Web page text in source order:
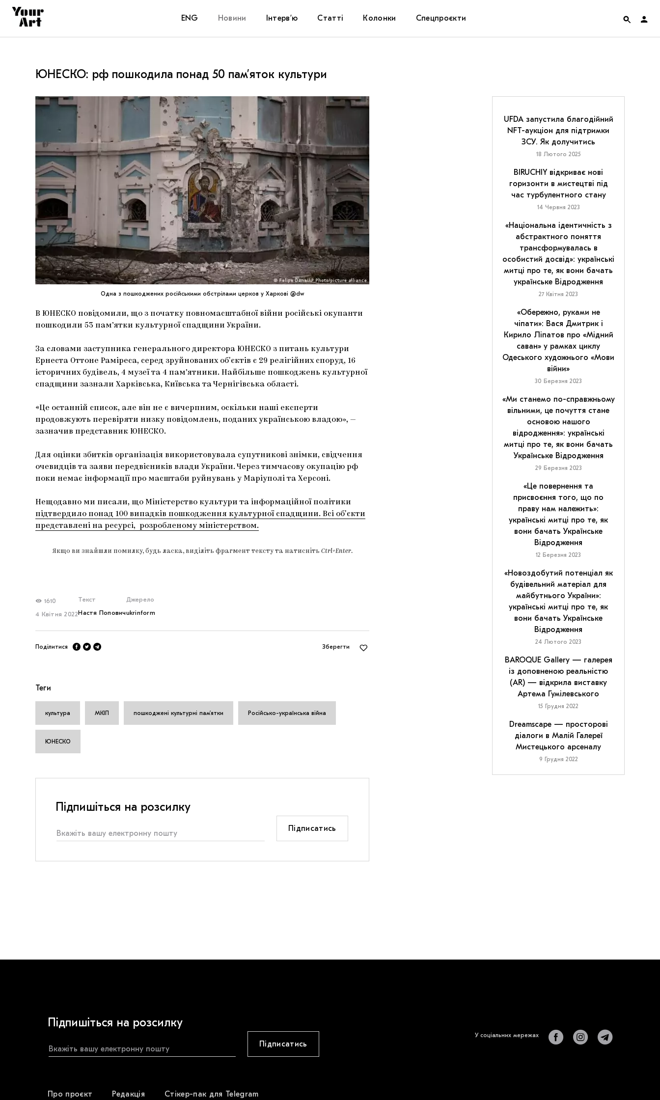
ENG Новини Інтерв’ю Статті Колонки Спецпроєкти
ЮНЕСКО: рф пошкодила понад 50 пам’яток культури
Одна з пошкоджених російськими обстрілами церков у Харкові @dw
В ЮНЕСКО повідомили, що з початку повномасштабної війни російські окупанти
пошкодили 53 пам’ятки культурної спадщини України.
За словами заступника генерального директора ЮНЕСКО з питань культури
Ернеста Оттоне Раміреса, серед зруйнованих обʼєктів є 29 релігійних споруд, 16
історичних будівель, 4 музеї та 4 пам’ятники. Найбільше пошкоджень культурної
спадщини зазнали Харківська, Київська та Чернігівська області.
«Це останній список, але він не є вичерпним, оскільки наші експерти
продовжують перевіряти низку повідомлень, поданих українською владою», —
зазначив представник ЮНЕСКО.
Для оцінки збитків організація використовувала супутникові знімки, свідчення
очевидців та заяви передвісників влади України. Через тимчасову окупацію рф
поки немає інформації про масштаби руйнувань у Маріуполі та Херсоні.
Нещодавно ми писали, що Міністерство культури та інформаційної політики
підтвердило понад 100 випадків пошкодження культурної спадщини. Всі обʼєкти
представлені на ресурсі, розробленому міністерством.
Якщо ви знайшли помилку, будь ласка, виділіть фрагмент тексту та натисніть Ctrl+Enter.
1610
4 Квітня 2022
Текст
Настя Попович
Джерело
ukrinform
Поділитися Зберегти
Теги
культура МКІП пошкоджені культурні памʼятки Російсько-українська війна
ЮНЕСКО
Підпишіться на розсилку
Підписатись
UFDA запустила благодійний
NFT-аукціон для підтримки
ЗСУ. Як долучитись
18 Лютого 2025
BIRUCHIY відкриває нові
горизонти в мистецтві під
час турбулентного стану
14 Червня 2023
«Національна ідентичність з
абстрактного поняття
трансформувалась в
особистий досвід»: українські
митці про те, як вони бачать
українське Відродження
27 Квітня 2023
«Обережно, руками не
чіпати»: Вася Дмитрик і
Кирило Ліпатов про «Мідний
саван» у рамках циклу
Одеського художнього «Мови
війни»
30 Березня 2023
«Ми станемо по-справжньому
вільними, це почуття стане
основою нашого
відродження»: українські
митці про те, як вони бачать
Українське Відродження
29 Березня 2023
«Це повернення та
присвоєння того, що по
праву нам належить»:
українські митці про те, як
вони бачать Українське
Відродження
12 Березня 2023
«Новоздобутий потенціал як
будівельний матеріал для
майбутнього України»:
українські митці про те, як
вони бачать Українське
Відродження
24 Лютого 2023
BAROQUE Gallery — галерея
із доповненою реальністю
(AR) — відкрила виставку
Артема Гумілевського
15 Грудня 2022
Dreamscape — просторові
діалоги в Малій Галереї
Мистецького арсеналу
9 Грудня 2022
Підпишіться на розсилку
Підписатись
Про проєкт Редакція Стікер-пак для Telegram
У соціальних мережах